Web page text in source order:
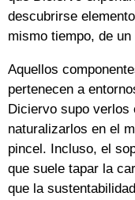
descubrirse
mismo tiempo, de
Aquellos
pertenecen a
Diciervo supo verlos
naturalizarlos en el
pincel. Incluso, el
que suele tapar la
que la